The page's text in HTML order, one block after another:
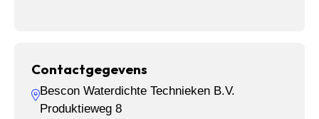
Contactgegevens
Bescon Waterdichte Technieken B.V.
Produktieweg 8